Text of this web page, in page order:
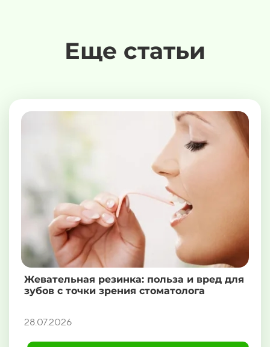
Еще статьи
Жевательная резинка: польза и вред для
зубов с точки зрения стоматолога
28.07.2026